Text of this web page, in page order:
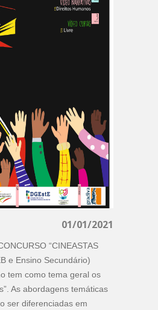
01/01/2021
“CINEASTAS
e Ensino Secundário)
tem como tema geral os
As abordagens temáticas
ser diferenciadas em